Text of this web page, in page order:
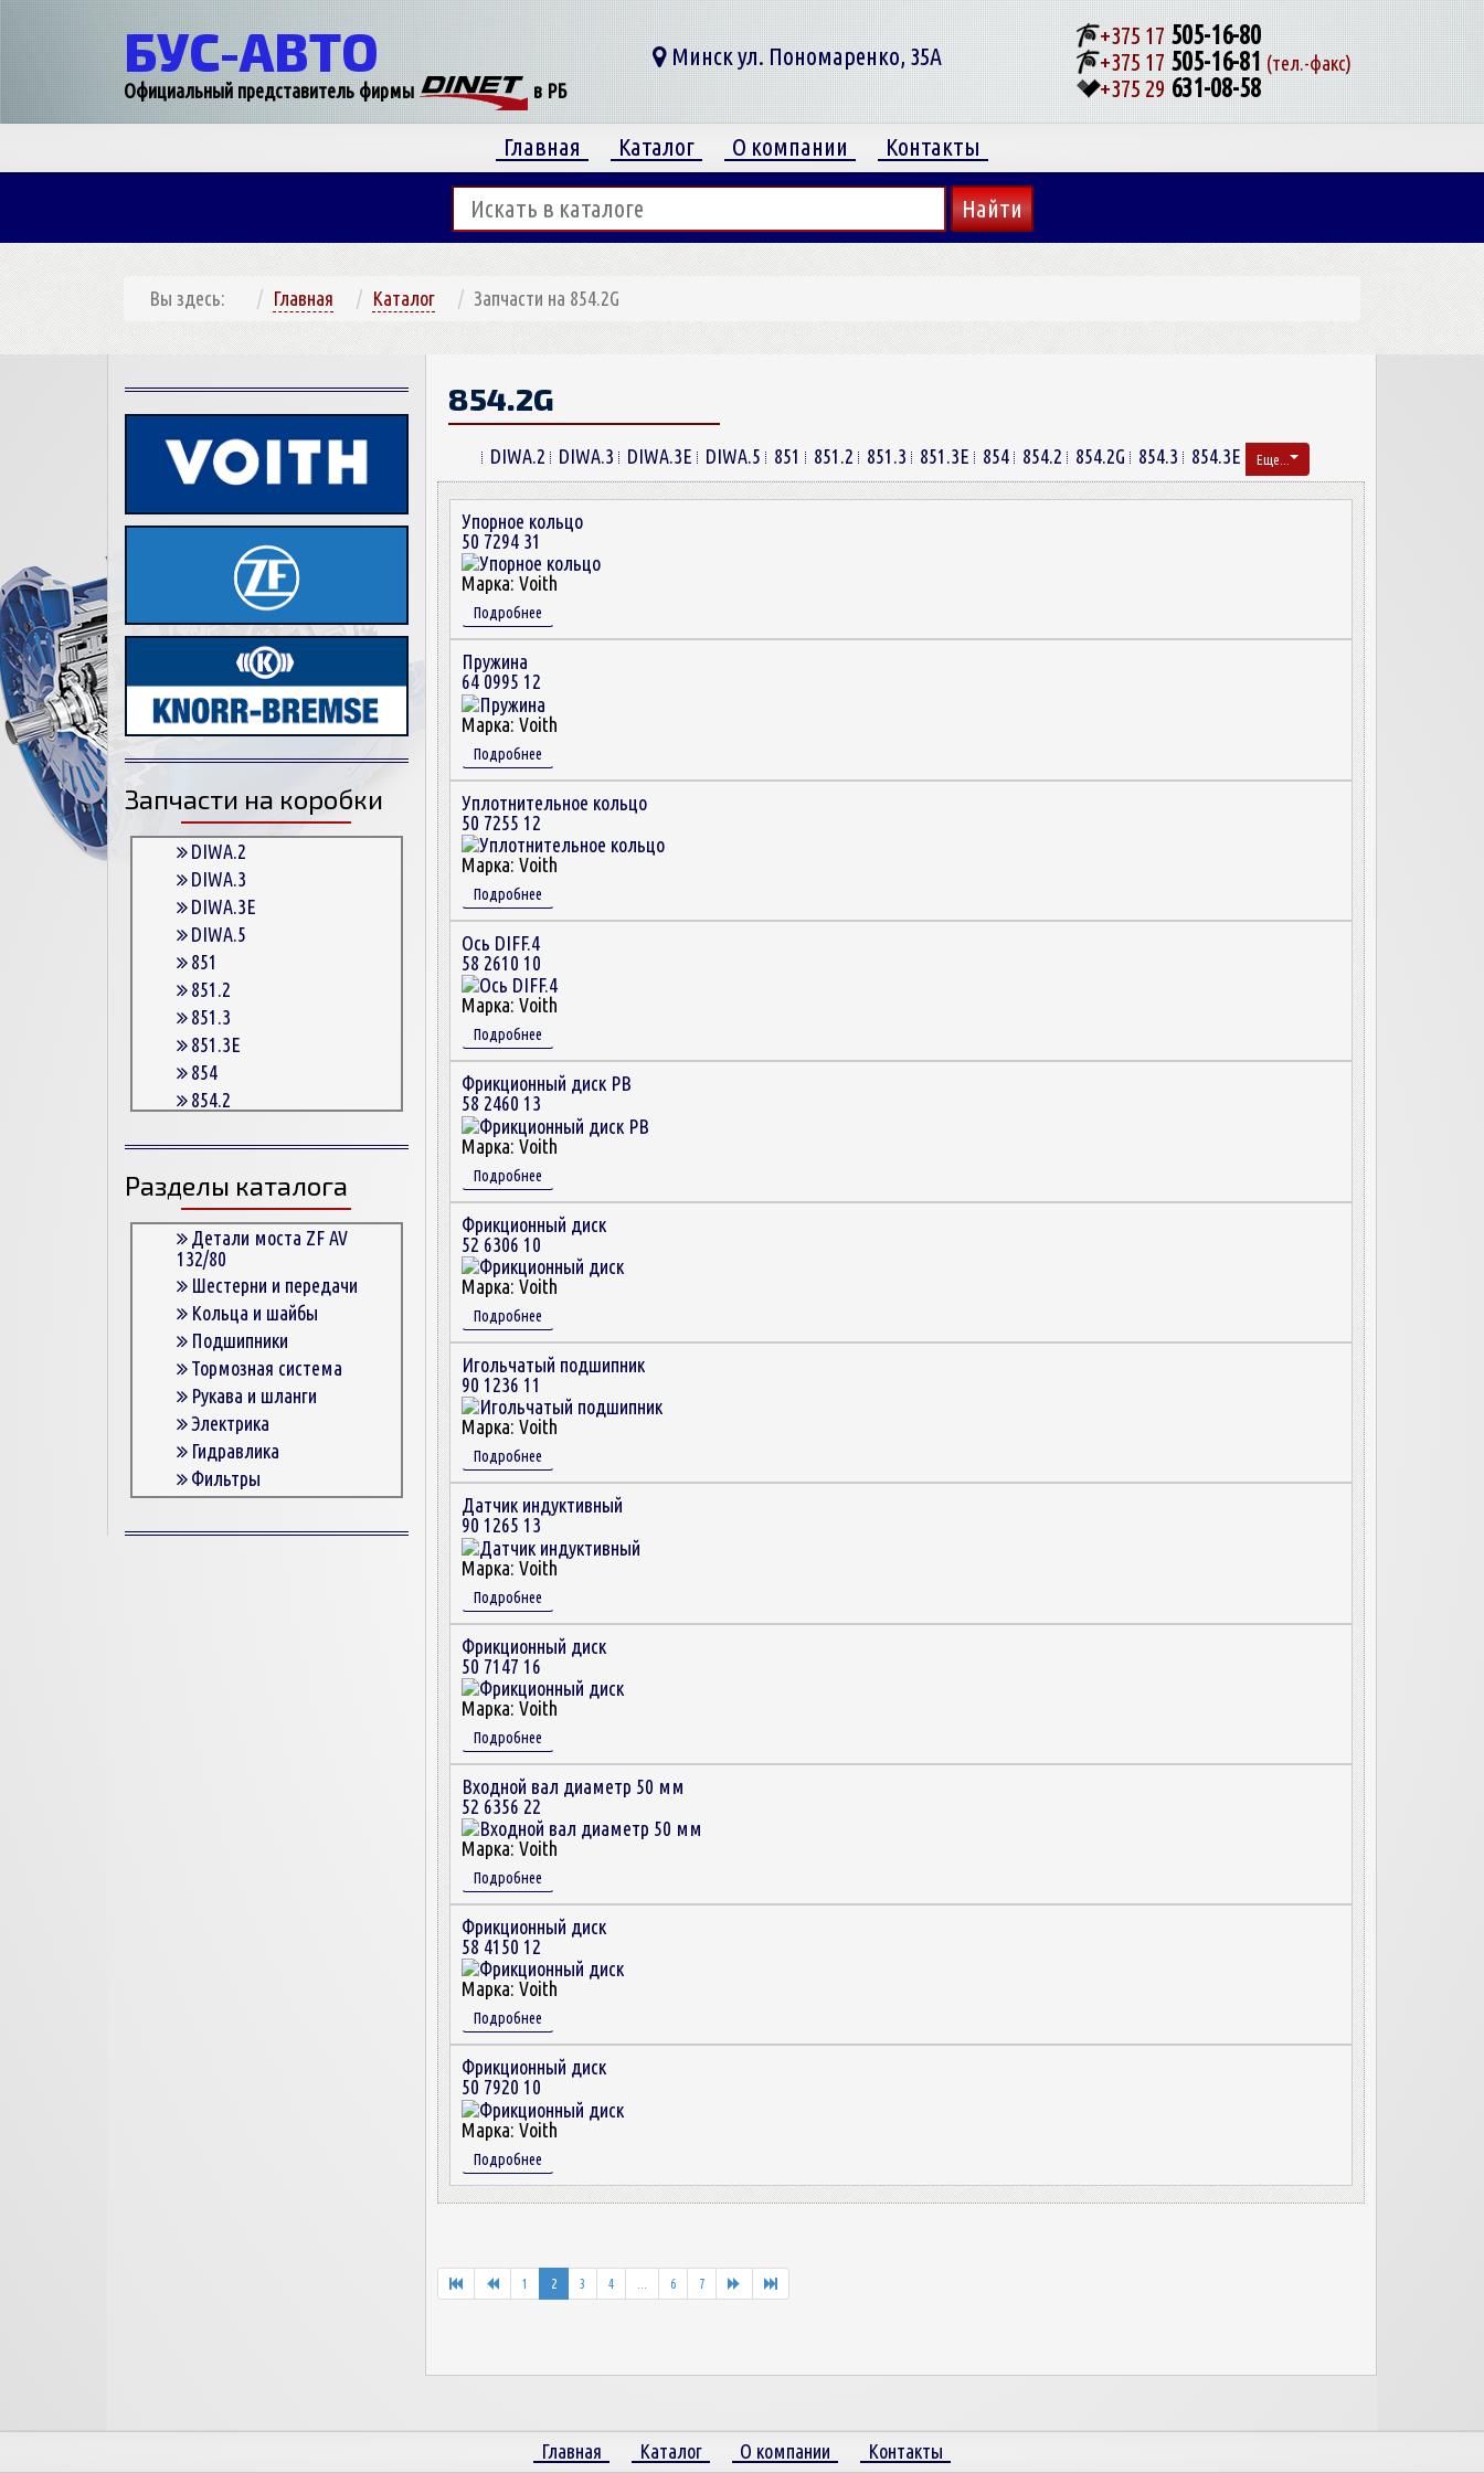
БУС-АВТО
Официальный представитель фирмы в РБ
Минск ул. Пономаренко, 35А
+375 17505-16-80
+375 17 505-16-81 (тел.-факс)
+375 29 631-08-58
Главная Каталог О компании Контакты
Вы здесь: Главная Каталог Запчасти на 854.2G
Запчасти на коробки
DIWA.2
DIWA.3
DIWA.3E
DIWA.5
851
851.2
851.3
851.3E
854
854.2
854.3
854.3E
854.5
863
863.3
863.3E
864.5
Разделы каталога
Детали моста ZF AV
132/80
Шестерни и передачи
Кольца и шайбы
Подшипники
Тормозная система
Рукава и шланги
Электрика
Гидравлика
Фильтры
Корпусные детали
Пружины и болты
854.2G
DIWA.2 DIWA.3 DIWA.3E DIWA.5 851 851.2 851.3 851.3E 854 854.2 854.2G 854.3 854.3E Еще...
Упорное кольцо
50 7294 31
Марка: Voith
Подробнее
Пружина
64 0995 12
Марка: Voith
Подробнее
Уплотнительное кольцо
50 7255 12
Марка: Voith
Подробнее
Ось DIFF.4
58 2610 10
Марка: Voith
Подробнее
Фрикционный диск РВ
58 2460 13
Марка: Voith
Подробнее
Фрикционный диск
52 6306 10
Марка: Voith
Подробнее
Игольчатый подшипник
90 1236 11
Марка: Voith
Подробнее
Датчик индуктивный
90 1265 13
Марка: Voith
Подробнее
Фрикционный диск
50 7147 16
Марка: Voith
Подробнее
Входной вал диаметр 50 мм
52 6356 22
Марка: Voith
Подробнее
Фрикционный диск
58 4150 12
Марка: Voith
Подробнее
Фрикционный диск
50 7920 10
Марка: Voith
Подробнее
1 2 3 4 6 7
Главная Каталог О компании Контакты